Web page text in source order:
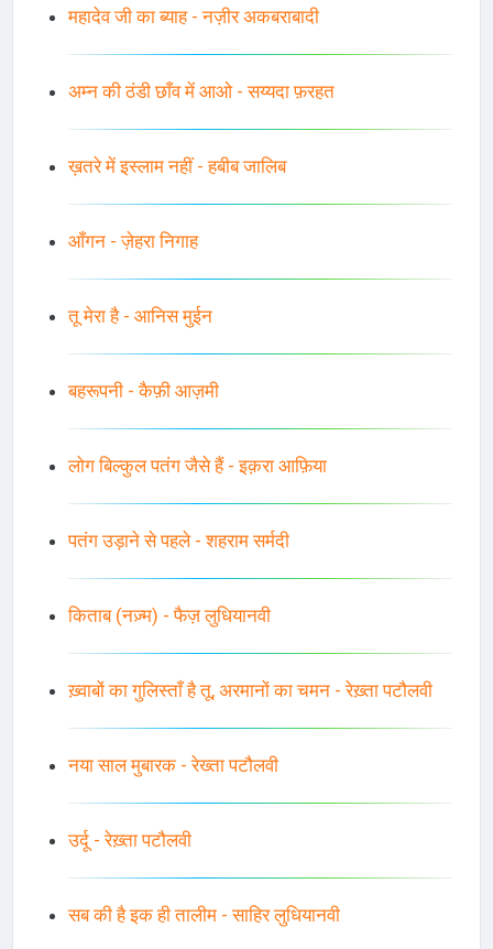
महादेव जी का ब्याह - नज़ीर अकबराबादी
अम्न की ठंडी छाँव में आओ - सय्यदा फ़रहत
ख़तरे में इस्लाम नहीं - हबीब जालिब
आँगन - ज़ेहरा निगाह
तू मेरा है - आनिस मुईन
बहरूपनी - कैफ़ी आज़मी
लोग बिल्कुल पतंग जैसे हैं - इक़रा आफ़िया
पतंग उड़ाने से पहले - शहराम सर्मदी
किताब (नज़्म) - फैज़ लुधियानवी
ख़्वाबों का गुलिस्ताँ है तू, अरमानों का चमन - रेख़्ता पटौलवी
नया साल मुबारक - रेख्ता पटौलवी
उर्दू - रेख़्ता पटौलवी
सब की है इक ही तालीम - साहिर लुधियानवी